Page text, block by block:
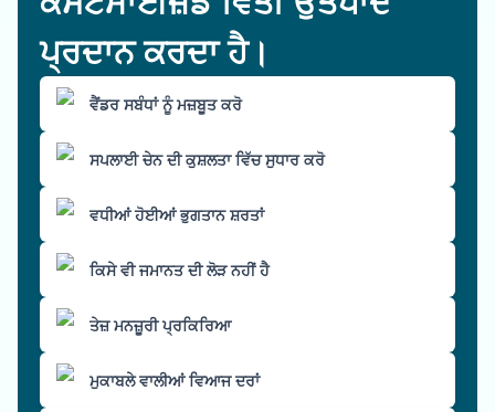
ਪ੍ਰਦਾਨ ਕਰਦਾ ਹੈ।
ਵੈਂਡਰ ਸਬੰਧਾਂ ਨੂੰ ਮਜ਼ਬੂਤ ਕਰੋ
ਸਪਲਾਈ ਚੇਨ ਦੀ ਕੁਸ਼ਲਤਾ ਵਿੱਚ ਸੁਧਾਰ ਕਰੋ
ਵਧੀਆਂ ਹੋਈਆਂ ਭੁਗਤਾਨ ਸ਼ਰਤਾਂ
ਕਿਸੇ ਵੀ ਜਮਾਨਤ ਦੀ ਲੋੜ ਨਹੀਂ ਹੈ
ਤੇਜ਼ ਮਨਜ਼ੂਰੀ ਪ੍ਰਕਿਰਿਆ
ਮੁਕਾਬਲੇ ਵਾਲੀਆਂ ਵਿਆਜ ਦਰਾਂ